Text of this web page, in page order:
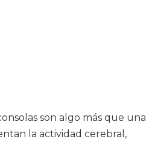
son algo más que una
la actividad cerebral,